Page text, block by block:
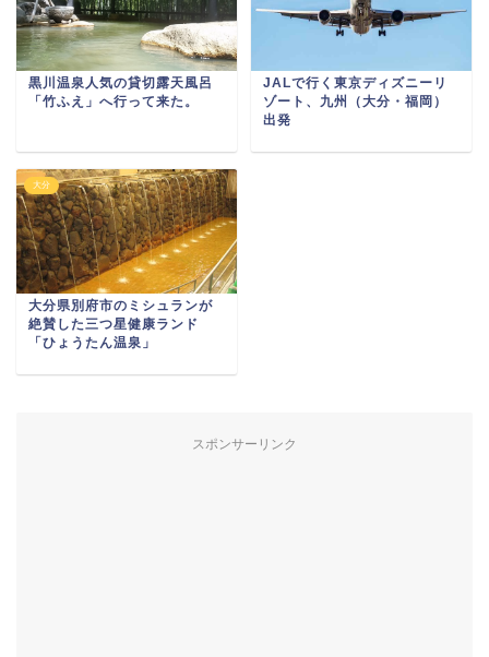
黒川温泉人気の貸切露天風呂
「竹ふえ」へ行って来た。
JALで行く東京ディズニーリ
ゾート、九州（大分・福岡）
出発
大分
大分県別府市のミシュランが
絶賛した三つ星健康ランド
「ひょうたん温泉」
スポンサーリンク